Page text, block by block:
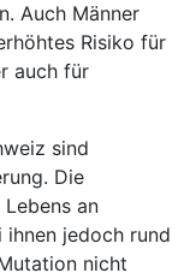
Auch Männer
Risiko für
auch für
sind
Die
an
jedoch rund
nicht